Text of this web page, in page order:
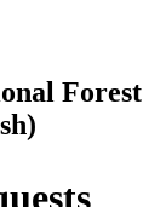
Forest